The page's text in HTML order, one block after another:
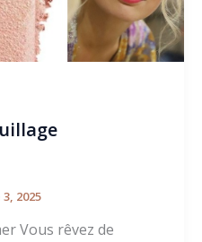
2025
Vous rêvez de